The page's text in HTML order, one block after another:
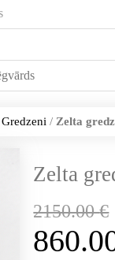
Gredzeni / Zelta
Zelta
2150.00€